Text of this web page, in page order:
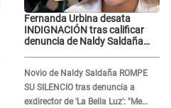
Fernanda Urbina desata
INDIGNACIÓN tras calificar
denuncia de Naldy Saldaña
Novio de Naldy Saldaña ROMPE
SU SILENCIO tras denuncia a
exdirector de 'La Bella Luz': "Me